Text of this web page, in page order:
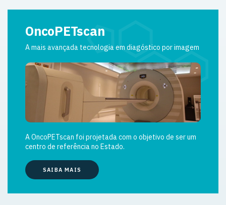
OncoPETscan
A mais avançada tecnologia em diagóstico por imagem
A OncoPETscan foi projetada com o objetivo de ser um
centro de referência no Estado.
SAIBA MAIS